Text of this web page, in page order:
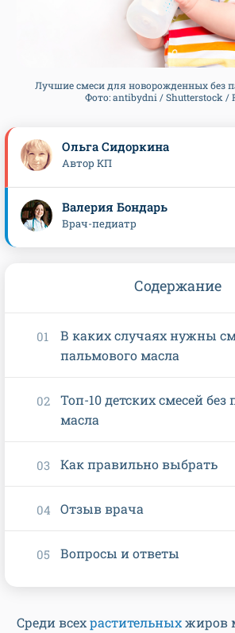
Лучшие смеси для новорожденных без
Фото: antibydni / Shutterstock /
Среди всехрастительныхжиров
Ольга Сидоркина
Автор КП
Валерия Бондарь
Врач-педиатр
Содержание
В каких случаях нужны
пальмового масла
Топ-10 детских смесей без
масла
Как правильно выбрать
Отзыв врача
Вопросы и ответы